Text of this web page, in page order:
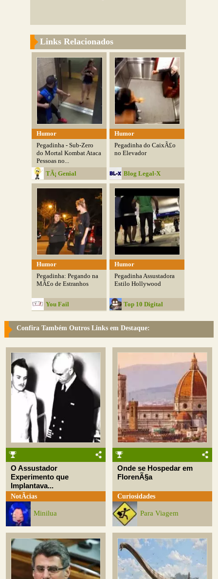
Links Relacionados
Humor
Pegadinha - Sub-Zero
do Mortal Kombat Ataca
Pessoas no...
TÃ¡ Genial
Humor
Pegadinha do CaixÃ£o
no Elevador
Blog Legal-X
Humor
Pegadinha: Pegando na
MÃ£o de Estranhos
You Fail
Humor
Pegadinha Assustadora
Estilo Hollywood
Top 10 Digital
Confira Também Outros Links em Destaque:
O Assustador
Experimento que
Implantava...
NotÃ­cias
Minilua
Onde se Hospedar em
FlorenÃ§a
Curiosidades
Para Viagem